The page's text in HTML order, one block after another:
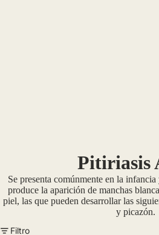
Pitiriasis
Se presenta comúnmente en la
produce la aparición de manchas
piel, las que pueden desarrollar las
y picazón.
Filtro